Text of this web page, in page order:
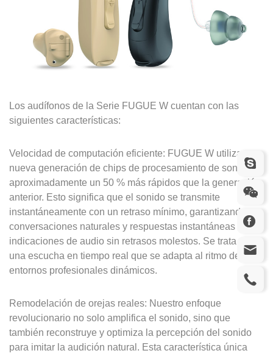
Los audífonos de la Serie FUGUE W cuentan con las
siguientes características:
Velocidad de computación eficiente: FUGUE W utiliza una
nueva generación de chips de procesamiento de sonido,
aproximadamente un 50 % más rápidos que la generación
anterior. Esto significa que el sonido se transmite
instantáneamente con un retraso mínimo, garantizando
conversaciones naturales y respuestas instantáneas a las
indicaciones de audio sin retrasos molestos. Se trata de
una escucha en tiempo real que se adapta al ritmo de los
entornos profesionales dinámicos.
Remodelación de orejas reales: Nuestro enfoque
revolucionario no solo amplifica el sonido, sino que
también reconstruye y optimiza la percepción del sonido
para imitar la audición natural. Esta característica única